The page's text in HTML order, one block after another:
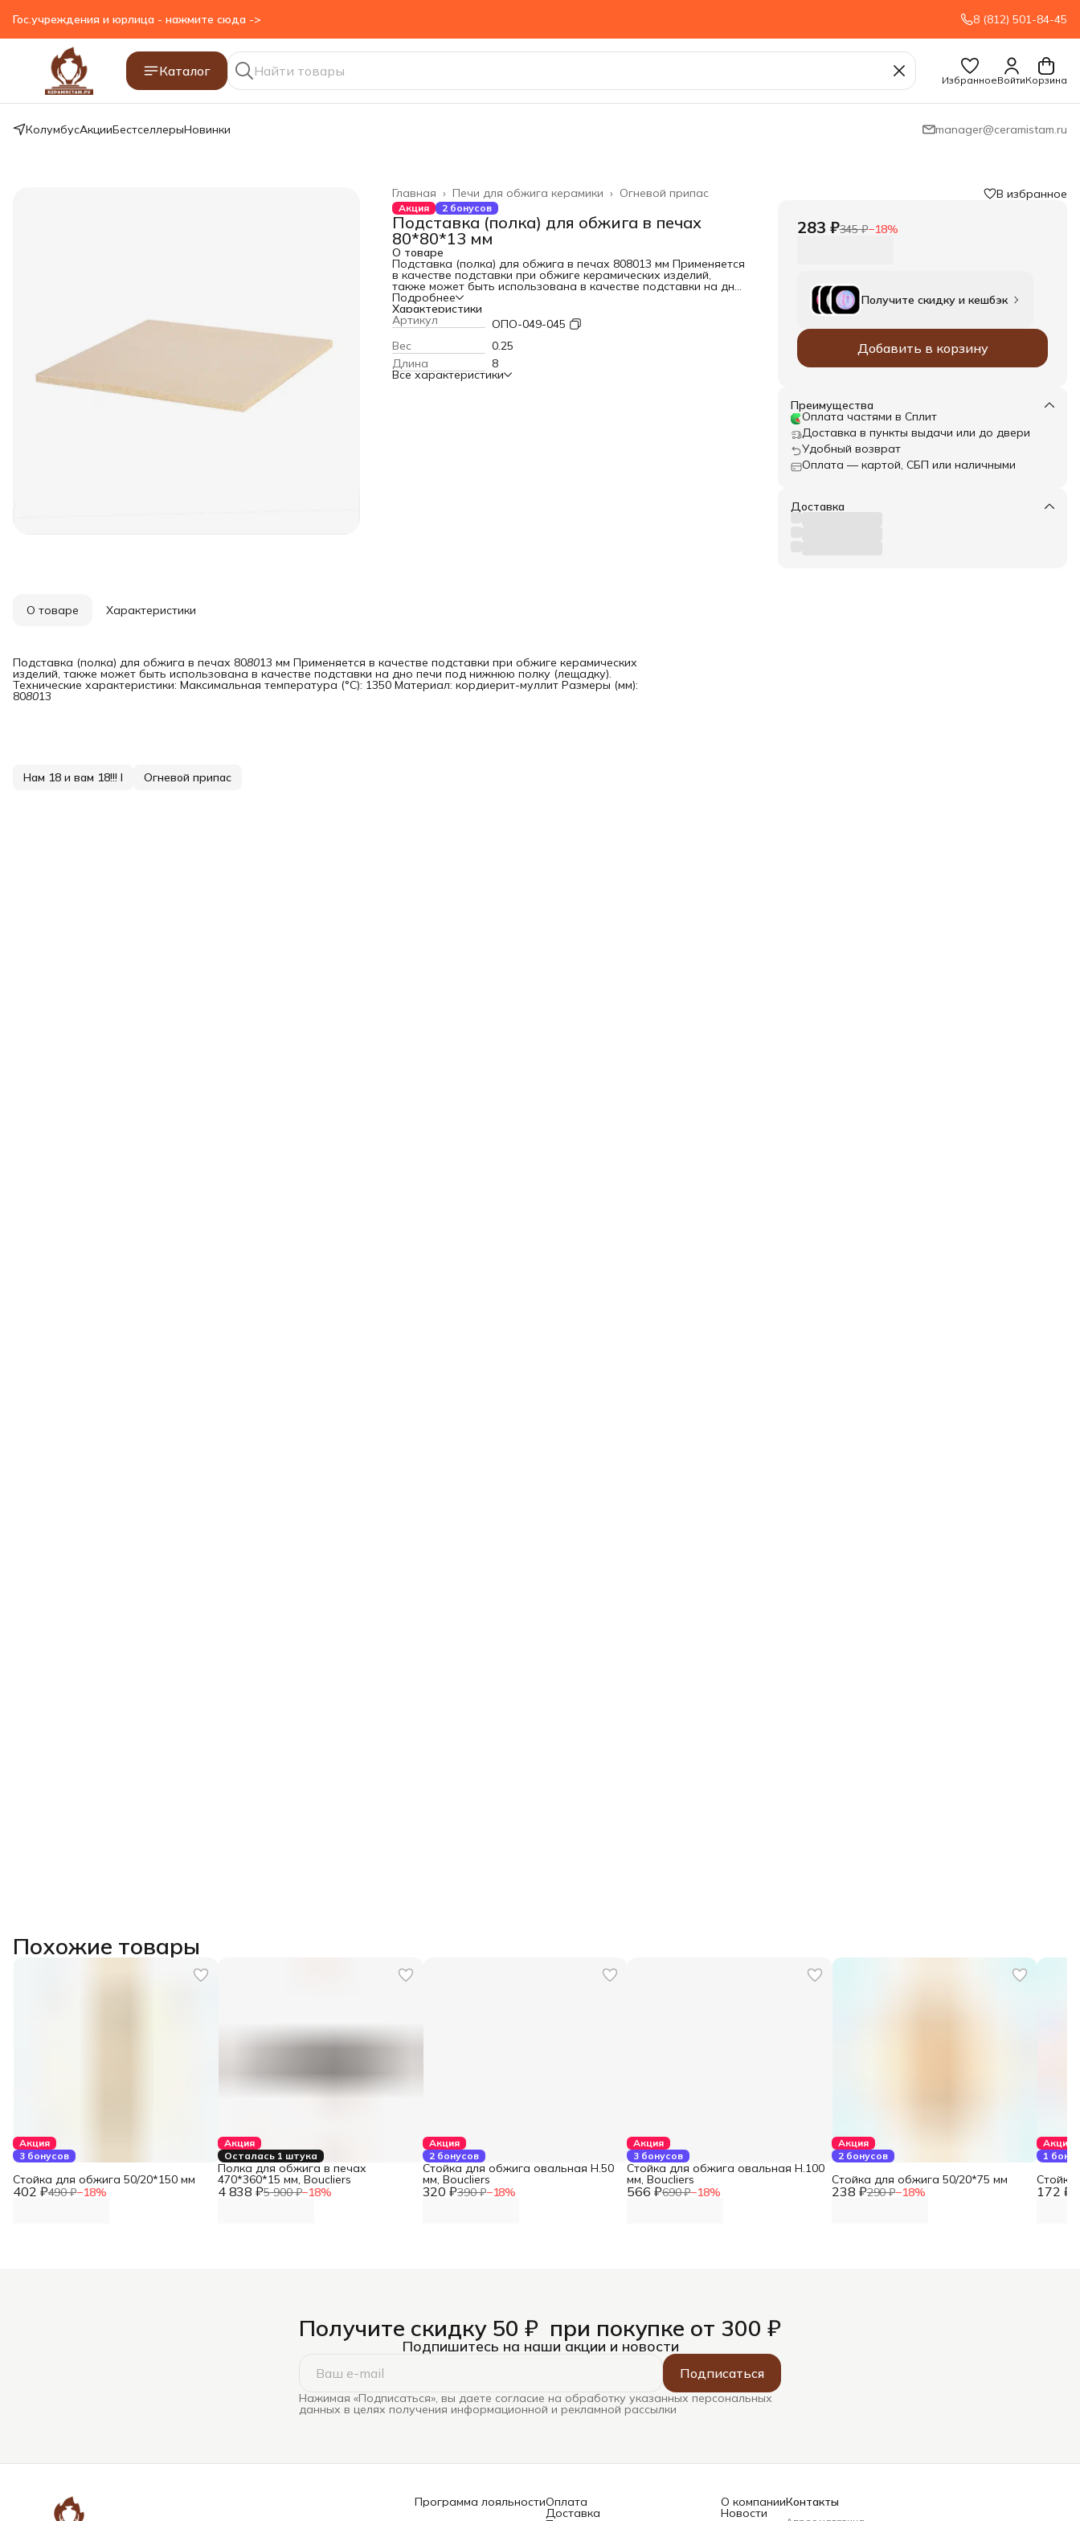
Гос.учреждения и юрлица - нажмите сюда -> 8 (812) 501-84-45
Каталог
ИзбранноеВойтиКорзина
КолумбусАкцииБестселлерыНовинки manager@ceramistam.ru
Огневой припас
Печи для обжига керамики ›
Главная ›
Акция 2 бонусов
Подставка (полка) для обжига в печах
80*80*13 мм
О товаре
Подставка (полка) для обжига в печах 808013 мм Применяется
в качестве подставки при обжиге керамических изделий,
также может быть использована в качестве подставки на дно
печи под нижнюю полку (лещадку). Технические
характеристики: Максимальная температура (°С): 1350
Материал: кордиерит-муллит Размеры (мм): 80
Подробнее
Характеристики
Артикул
ОПО-049-045
Вес
0.25
Длина
8
Все характеристики
В избранное
283 ₽345 ₽−18%
Получите скидку и кешбэк
Добавить в корзину
Преимущества
Оплата частями в Сплит
Доставка в пункты выдачи или до двери
Удобный возврат
Оплата — картой, СБП или наличными
Доставка
О товаре Характеристики
Подставка (полка) для обжига в печах 808013 мм Применяется в качестве подставки при обжиге керамических
изделий, также может быть использована в качестве подставки на дно печи под нижнюю полку (лещадку).
Технические характеристики: Максимальная температура (°С): 1350 Материал: кордиерит-муллит Размеры (мм):
808013
Нам 18 и вам 18!!! I Огневой припас
Похожие товары
Акция
3 бонусов
402 ₽490 ₽−18%
Стойка для обжига 50/20*150 мм
Акция
Осталась 1 штука
4 838 ₽5 900 ₽−18%
Полка для обжига в печах
470*360*15 мм, Boucliers
Акция
2 бонусов
320 ₽390 ₽−18%
Стойка для обжига овальная Н.50
мм, Boucliers
Акция
3 бонусов
566 ₽690 ₽−18%
Стойка для обжига овальная Н.100
мм, Boucliers
Акция
2 бонусов
238 ₽290 ₽−18%
Стойка для обжига 50/20*75 мм
Акция
1
172 ₽
Получите скидку 50 ₽ при покупке от 300 ₽
Подпишитесь на наши акции и новости
Подписаться
Нажимая «Подписаться», вы даете согласие на обработку указанных персональных
данных в целях получения информационной и рекламной рассылки
Программа лояльностиОплата
Доставка
О компании
Новости
Контакты